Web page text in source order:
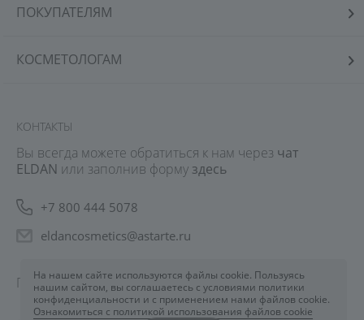
На нашем сайте используются файлы cookie. Пользуясь
нашим сайтом, вы соглашаетесь с условиями политики
конфиденциальности и с применением нами файлов cookie.
Ознакомиться с политикой использования файлов cookie
ПОКУПАТЕЛЯМ
КОСМЕТОЛОГАМ
КОНТАКТЫ
Вы всегда можете обратиться к нам через чат
ELDAN или заполнив форму здесь
+7 800 444 5078
eldancosmetics@astarte.ru
Понедельник-Пятница: 09:00-18:30